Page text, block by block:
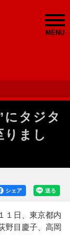
MENU
にタジタ
まし
送る
シェア
１日、東京都内
野目慶子、高岡